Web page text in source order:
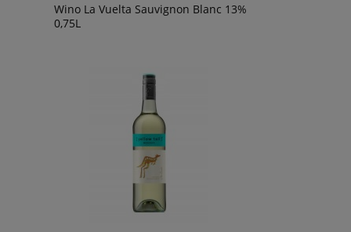
Wino La Vuelta Sauvignon Blanc 13%
0,75L